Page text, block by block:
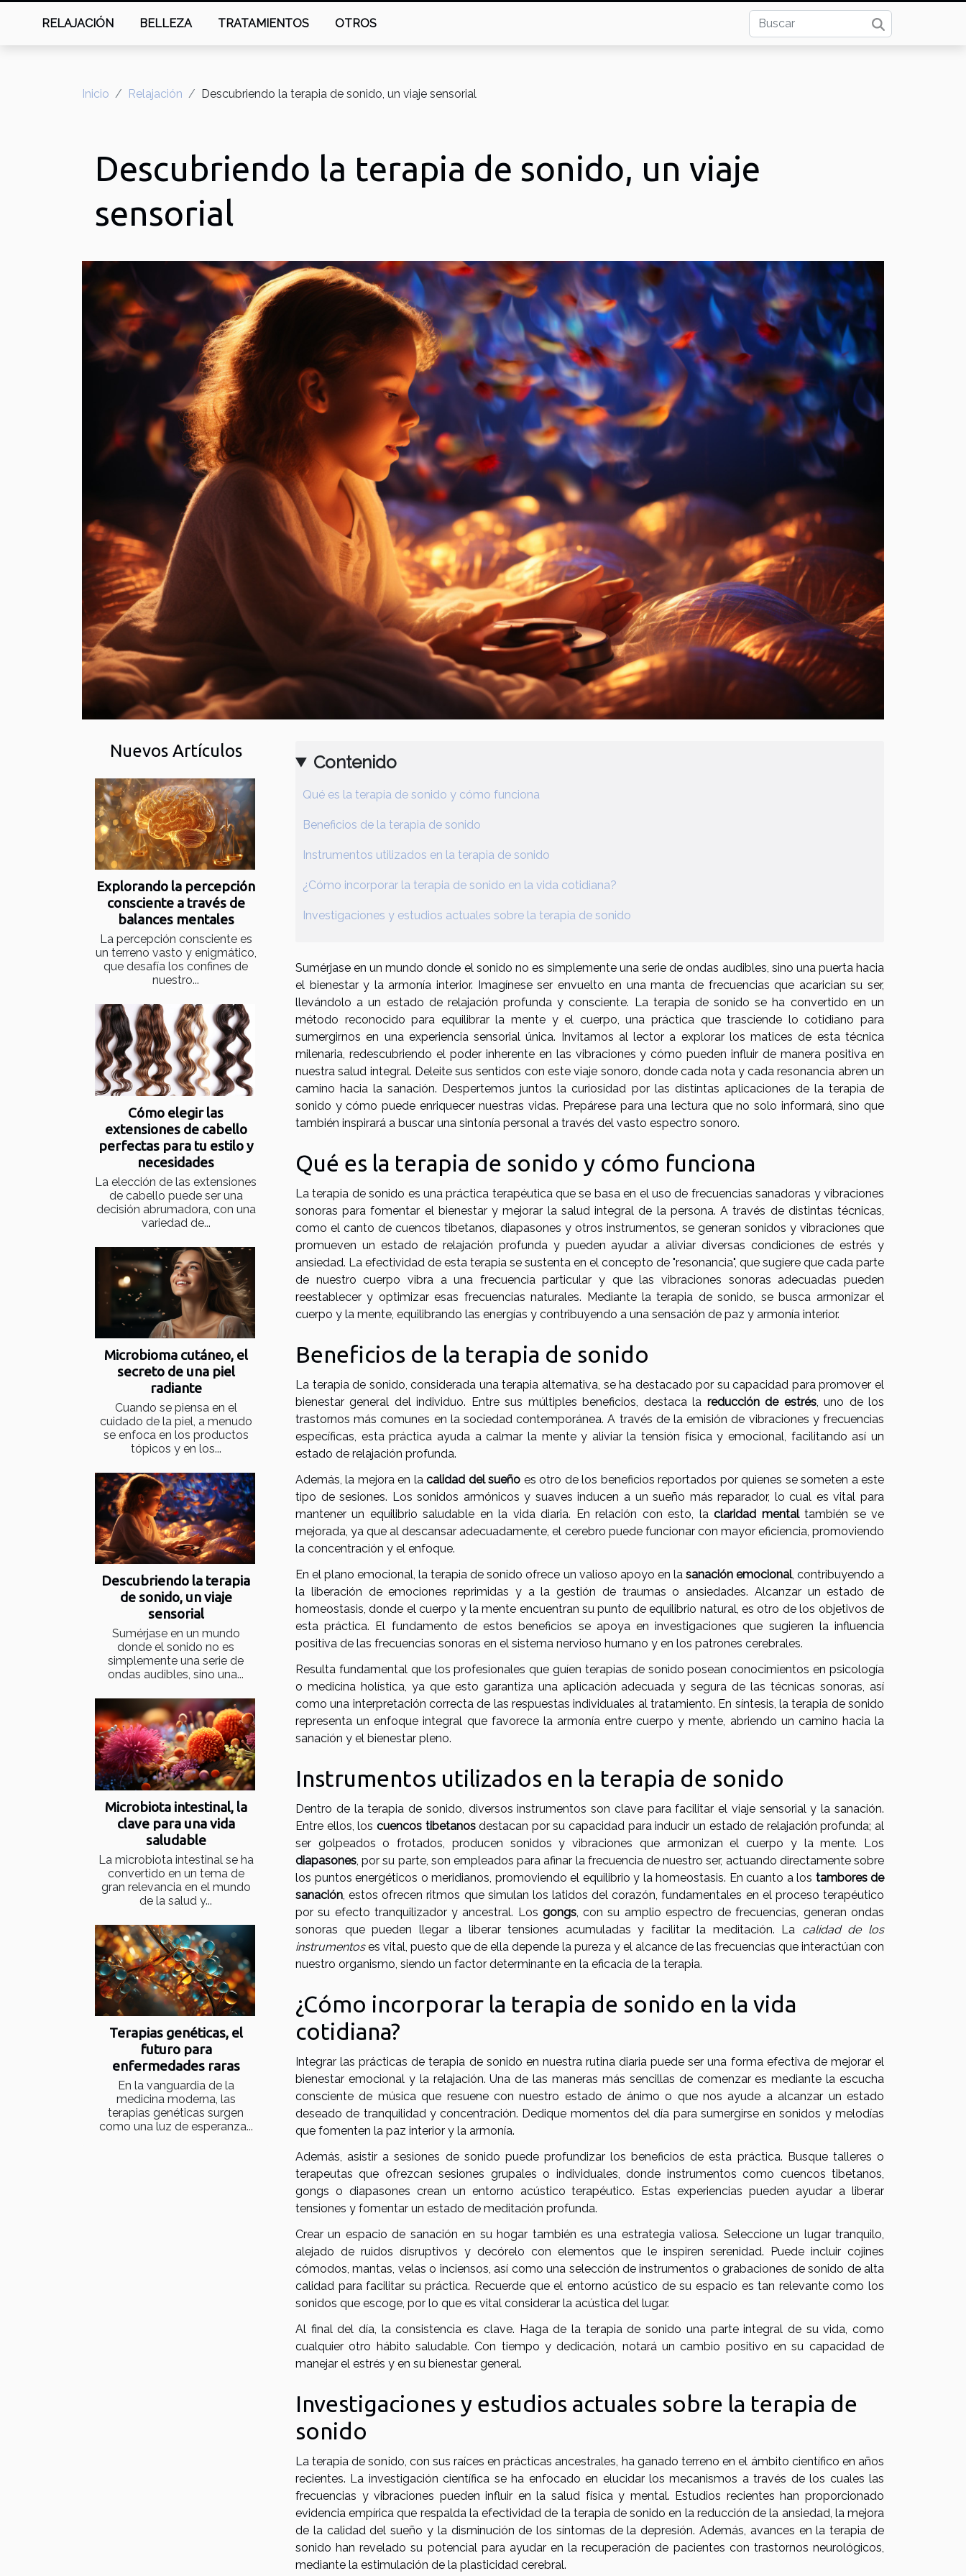
RELAJACIÓN BELLEZA TRATAMIENTOS OTROS
Inicio Relajación Descubriendo la terapia de sonido, un viaje sensorial
Descubriendo la terapia de sonido, un viaje
sensorial
Nuevos Artículos
Explorando la percepción
consciente a través de
balances mentales
La percepción consciente es
un terreno vasto y enigmático,
que desafía los confines de
nuestro...
Cómo elegir las
extensiones de cabello
perfectas para tu estilo y
necesidades
La elección de las extensiones
de cabello puede ser una
decisión abrumadora, con una
variedad de...
Microbioma cutáneo, el
secreto de una piel
radiante
Cuando se piensa en el
cuidado de la piel, a menudo
se enfoca en los productos
tópicos y en los...
Descubriendo la terapia
de sonido, un viaje
sensorial
Sumérjase en un mundo
donde el sonido no es
simplemente una serie de
ondas audibles, sino una...
Microbiota intestinal, la
clave para una vida
saludable
La microbiota intestinal se ha
convertido en un tema de
gran relevancia en el mundo
de la salud y...
Terapias genéticas, el
futuro para
enfermedades raras
En la vanguardia de la
medicina moderna, las
terapias genéticas surgen
como una luz de esperanza...
Contenido
Qué es la terapia de sonido y cómo funciona
Beneficios de la terapia de sonido
Instrumentos utilizados en la terapia de sonido
¿Cómo incorporar la terapia de sonido en la vida cotidiana?
Investigaciones y estudios actuales sobre la terapia de sonido
Sumérjase en un mundo donde el sonido no es simplemente una serie de ondas audibles, sino una puerta hacia
el bienestar y la armonía interior. Imagínese ser envuelto en una manta de frecuencias que acarician su ser,
llevándolo a un estado de relajación profunda y consciente. La terapia de sonido se ha convertido en un
método reconocido para equilibrar la mente y el cuerpo, una práctica que trasciende lo cotidiano para
sumergirnos en una experiencia sensorial única. Invitamos al lector a explorar los matices de esta técnica
milenaria, redescubriendo el poder inherente en las vibraciones y cómo pueden influir de manera positiva en
nuestra salud integral. Deleite sus sentidos con este viaje sonoro, donde cada nota y cada resonancia abren un
camino hacia la sanación. Despertemos juntos la curiosidad por las distintas aplicaciones de la terapia de
sonido y cómo puede enriquecer nuestras vidas. Prepárese para una lectura que no solo informará, sino que
también inspirará a buscar una sintonía personal a través del vasto espectro sonoro.
Qué es la terapia de sonido y cómo funciona
La terapia de sonido es una práctica terapéutica que se basa en el uso de frecuencias sanadoras y vibraciones
sonoras para fomentar el bienestar y mejorar la salud integral de la persona. A través de distintas técnicas,
como el canto de cuencos tibetanos, diapasones y otros instrumentos, se generan sonidos y vibraciones que
promueven un estado de relajación profunda y pueden ayudar a aliviar diversas condiciones de estrés y
ansiedad. La efectividad de esta terapia se sustenta en el concepto de "resonancia", que sugiere que cada parte
de nuestro cuerpo vibra a una frecuencia particular y que las vibraciones sonoras adecuadas pueden
reestablecer y optimizar esas frecuencias naturales. Mediante la terapia de sonido, se busca armonizar el
cuerpo y la mente, equilibrando las energías y contribuyendo a una sensación de paz y armonía interior.
Beneficios de la terapia de sonido
La terapia de sonido, considerada una terapia alternativa, se ha destacado por su capacidad para promover el
bienestar general del individuo. Entre sus múltiples beneficios, destaca la reducción de estrés, uno de los
trastornos más comunes en la sociedad contemporánea. A través de la emisión de vibraciones y frecuencias
específicas, esta práctica ayuda a calmar la mente y aliviar la tensión física y emocional, facilitando así un
estado de relajación profunda.
Además, la mejora en lacalidad del sueño es otro de los beneficios reportados por quienes se someten a este
tipo de sesiones. Los sonidos armónicos y suaves inducen a un sueño más reparador, lo cual es vital para
mantener un equilibrio saludable en la vida diaria. En relación con esto, laclaridad mentaltambién se ve
mejorada, ya que al descansar adecuadamente, el cerebro puede funcionar con mayor eficiencia, promoviendo
la concentración y el enfoque.
En el plano emocional, la terapia de sonido ofrece un valioso apoyo en la sanación emocional, contribuyendo a
la liberación de emociones reprimidas y a la gestión de traumas o ansiedades. Alcanzar un estado de
homeostasis, donde el cuerpo y la mente encuentran su punto de equilibrio natural, es otro de los objetivos de
esta práctica. El fundamento de estos beneficios se apoya en investigaciones que sugieren la influencia
positiva de las frecuencias sonoras en el sistema nervioso humano y en los patrones cerebrales.
Resulta fundamental que los profesionales que guíen terapias de sonido posean conocimientos en psicología
o medicina holística, ya que esto garantiza una aplicación adecuada y segura de las técnicas sonoras, así
como una interpretación correcta de las respuestas individuales al tratamiento. En síntesis, la terapia de sonido
representa un enfoque integral que favorece la armonía entre cuerpo y mente, abriendo un camino hacia la
sanación y el bienestar pleno.
Instrumentos utilizados en la terapia de sonido
Dentro de la terapia de sonido, diversos instrumentos son clave para facilitar el viaje sensorial y la sanación.
Entre ellos, los cuencos tibetanosdestacan por su capacidad para inducir un estado de relajación profunda; al
ser golpeados o frotados, producen sonidos y vibraciones que armonizan el cuerpo y la mente. Los
diapasones , por su parte, son empleados para afinar la frecuencia de nuestro ser, actuando directamente sobre
los puntos energéticos o meridianos, promoviendo el equilibrio y la homeostasis. En cuanto a los tambores de
sanación , estos ofrecen ritmos que simulan los latidos del corazón, fundamentales en el proceso terapéutico
por su efecto tranquilizador y ancestral. Los gongs, con su amplio espectro de frecuencias, generan ondas
sonoras que pueden llegar a liberar tensiones acumuladas y facilitar la meditación. La calidad de los
instrumentoses vital, puesto que de ella depende la pureza y el alcance de las frecuencias que interactúan con
nuestro organismo, siendo un factor determinante en la eficacia de la terapia.
¿Cómo incorporar la terapia de sonido en la vida
cotidiana?
Integrar las prácticas de terapia de sonido en nuestra rutina diaria puede ser una forma efectiva de mejorar el
bienestar emocional y la relajación. Una de las maneras más sencillas de comenzar es mediante la escucha
consciente de música que resuene con nuestro estado de ánimo o que nos ayude a alcanzar un estado
deseado de tranquilidad y concentración. Dedique momentos del día para sumergirse en sonidos y melodías
que fomenten la paz interior y la armonía.
Además, asistir a sesiones de sonido puede profundizar los beneficios de esta práctica. Busque talleres o
terapeutas que ofrezcan sesiones grupales o individuales, donde instrumentos como cuencos tibetanos,
gongs o diapasones crean un entorno acústico terapéutico. Estas experiencias pueden ayudar a liberar
tensiones y fomentar un estado de meditación profunda.
Crear un espacio de sanación en su hogar también es una estrategia valiosa. Seleccione un lugar tranquilo,
alejado de ruidos disruptivos y decórelo con elementos que le inspiren serenidad. Puede incluir cojines
cómodos, mantas, velas o inciensos, así como una selección de instrumentos o grabaciones de sonido de alta
calidad para facilitar su práctica. Recuerde que el entorno acústico de su espacio es tan relevante como los
sonidos que escoge, por lo que es vital considerar la acústica del lugar.
Al final del día, la consistencia es clave. Haga de la terapia de sonido una parte integral de su vida, como
cualquier otro hábito saludable. Con tiempo y dedicación, notará un cambio positivo en su capacidad de
manejar el estrés y en su bienestar general.
Investigaciones y estudios actuales sobre la terapia de
sonido
La terapia de sonido, con sus raíces en prácticas ancestrales, ha ganado terreno en el ámbito científico en años
recientes. La investigación científica se ha enfocado en elucidar los mecanismos a través de los cuales las
frecuencias y vibraciones pueden influir en la salud física y mental. Estudios recientes han proporcionado
evidencia empírica que respalda la efectividad de la terapia de sonido en la reducción de la ansiedad, la mejora
de la calidad del sueño y la disminución de los síntomas de la depresión. Además, avances en la terapia de
sonido han revelado su potencial para ayudar en la recuperación de pacientes con trastornos neurológicos,
mediante la estimulación de la plasticidad cerebral.